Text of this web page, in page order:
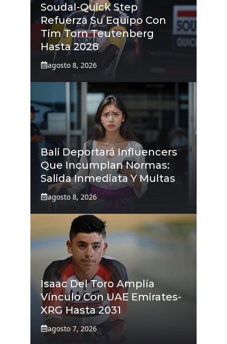
Soudal-Quick Step
Refuerza Su Equipo Con
Tim Torn Teutenberg
Hasta 2028
agosto 8, 2026
Bali Deportará Influencers
Que Incumplan Normas:
Salida Inmediata Y Multas
agosto 8, 2026
Isaac Del Toro Amplía
Vínculo Con UAE Emirates-
XRG Hasta 2031
agosto 7, 2026